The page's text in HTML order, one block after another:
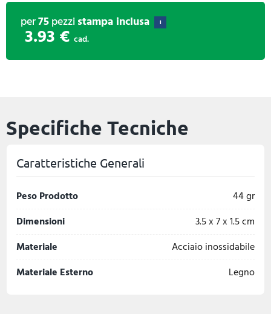
per75pezzistampa inclusa i
3.93 € cad.
Specifiche Tecniche
Caratteristiche Generali
Peso Prodotto
44 gr
Dimensioni
3.5 x 7 x 1.5 cm
Materiale
Acciaio inossidabile
Materiale Esterno
Legno